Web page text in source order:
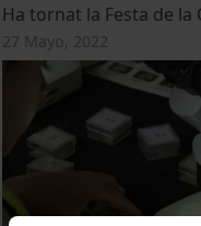
Ha tornat la Festa de la
27 Mayo, 2022